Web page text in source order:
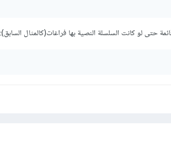
حتى لو كانت السلسلة النصية بها فراغات(كالمثال السابق):